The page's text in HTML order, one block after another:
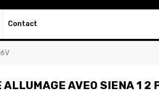
D'ACHATS
Contact
ALLUMAGE AVEO SIENA 1 2